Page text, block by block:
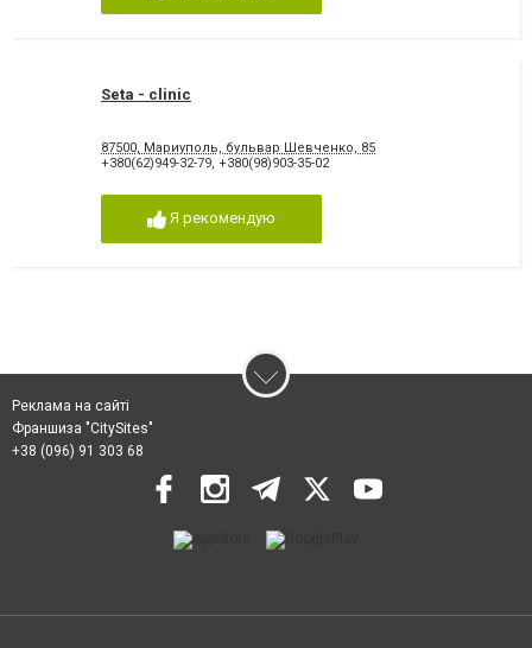
Seta - сlinic
87500, Мариуполь, бульвар Шевченко, 85
+380(62)949-32-79, +380(98)903-35-02
Я рекомендую
Реклама на сайті
Франшиза "CitySites"
+38 (096) 91 303 68